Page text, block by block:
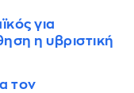
για
η υβριστική
τον